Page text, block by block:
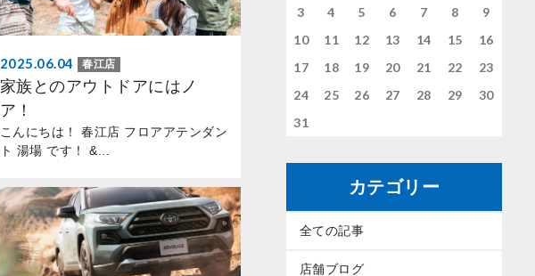
2025.06.04 春江店
家族とのアウトドアにはノ
ア！
こんにちは！ 春江店 フロアアテンダン
ト 湯場 です！ &...
3
4 5 6 7 8
9
10
11 12 13 14 15
16
17
18 19 20 21 22
23
24
25 26 27 28 29
30
31
カテゴリー
全ての記事
店舗ブログ